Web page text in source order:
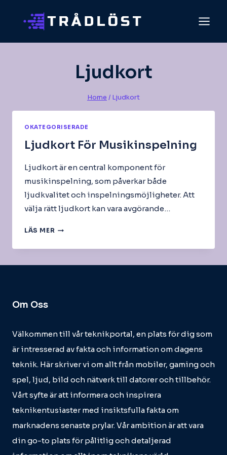
Ljudkort
Home / Ljudkort
OKATEGORISERADE
Ljudkort För Musikinspelning
Ljudkort är en central komponent för
musikinspelning, som påverkar både
ljudkvalitet och inspelningsmöjligheter. Att
välja rätt ljudkort kan vara avgörande…
LÄS MER LJUDKORT
MUSIKINSPELNING
Om Oss
Välkommen till vår teknikportal, en plats för dig som
är intresserad av fakta och information om dagens
teknik. Här skriver vi om allt från mobiler, gaming och
spel, ljud, bild och nätverk till datorer och tillbehör.
Vårt syfte är att informera och inspirera
teknikentusiaster med insiktsfulla fakta om
marknadens senaste prylar. Vår ambition är att vara
din go-to plats för pålitlig och detaljerad